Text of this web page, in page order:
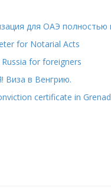
для ОАЭ полностью
for Notarial Acts
for foreigners
Виза в Венгрию.
certificate in